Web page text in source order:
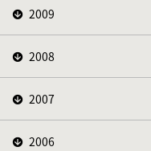
2009
2008
2007
2006